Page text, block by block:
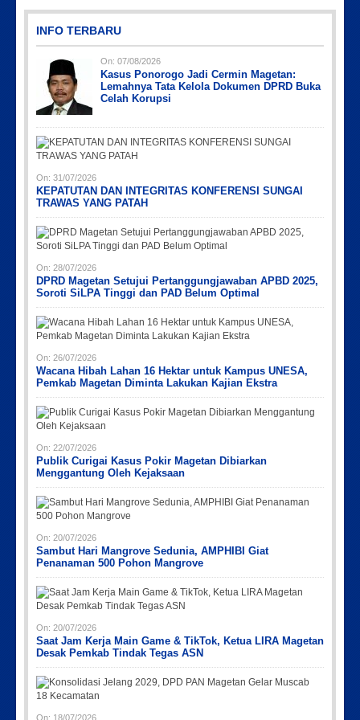
IMG_20230730_152959
Picsart_23-04-10_00-36-15-097
Picsart_23-04-12_11-55-35-604
Picsart_23-04-12_12-24-51-034
IMG-20191006-WA0043
INFO TERBARU
On: 07/08/2026
Kasus Ponorogo Jadi Cermin Magetan:
Lemahnya Tata Kelola Dokumen DPRD Buka
Celah Korupsi
On: 31/07/2026
KEPATUTAN DAN INTEGRITAS KONFERENSI SUNGAI
TRAWAS YANG PATAH
On: 28/07/2026
DPRD Magetan Setujui Pertanggungjawaban APBD 2025,
Soroti SiLPA Tinggi dan PAD Belum Optimal
On: 26/07/2026
Wacana Hibah Lahan 16 Hektar untuk Kampus UNESA,
Pemkab Magetan Diminta Lakukan Kajian Ekstra
On: 22/07/2026
Publik Curigai Kasus Pokir Magetan Dibiarkan
Menggantung Oleh Kejaksaan
On: 20/07/2026
Sambut Hari Mangrove Sedunia, AMPHIBI Giat
Penanaman 500 Pohon Mangrove
On: 20/07/2026
Saat Jam Kerja Main Game & TikTok, Ketua LIRA Magetan
Desak Pemkab Tindak Tegas ASN
On: 18/07/2026